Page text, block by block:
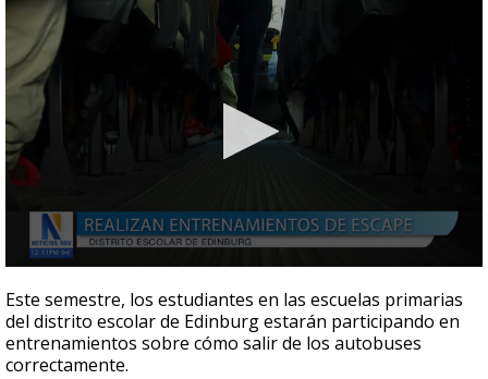
seconds
of
2
minutes,
2
Este semestre, los estudiantes en las escuelas primarias
del distrito escolar de Edinburg estarán participando en
entrenamientos sobre cómo salir de los autobuses
correctamente.